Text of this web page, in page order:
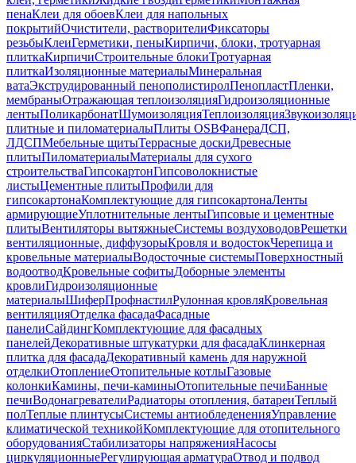
пенаКлеи для обоевКлеи для напольных
покрытийОчистители, растворителиФиксаторы
резьбыКлеиГерметики, пеныКирпичи, блоки, тротуарная
плиткаКирпичиСтроительные блокиТротуарная
плиткаИзоляционные материалыМинеральная
ватаЭкструдированный пенополистиролПенопластПленки,
мембраныОтражающая теплоизоляцияГидроизоляционные
лентыПоликарбонатШумоизоляцияТеплоизоляция
плитные и пиломатериалыПлиты OSBФанераДСП,
ЛДСПМебельные щитыТеррасные доскиДревесные
плитыПиломатериалыМатериалы для сухого
строительстваГипсокартонГипсоволокнистые
листыЦементные плитыПрофили для
гипсокартонаКомплектующие для гипсокартонаЛенты
армирующиеУплотнительные лентыГипсовые и цементные
плитыВентиляторы вытяжныеСистемы воздуховодовРешетки
вентиляционные, диффузорыКровля и водостокЧерепица и
кровельные материалыВодосточные системыПоверхностный
водоотводКровельные софитыДоборные элементы
кровлиГидроизоляционные
материалыШиферПрофнастилРулонная кровляКровельная
вентиляцияОтделка фасадаФасадные
панелиСайдингКомплектующие для фасадных
панелейДекоративные штукатурки для фасадаКлинкерная
плитка для фасадаДекоративный камень для наружной
отделкиОтоплениеОтопительные котлыГазовые
колонкиКамины, печи-каминыОтопительные печиБанные
печиВодонагревателиРадиаторы отопления, батареиТеплый
полТеплые плинтусыСистемы антиобледененияУправление
климатической техникойКомплектующие для отопительного
оборудованияСтабилизаторы напряженияНасосы
циркуляционныеРегулирующая арматураОтвод и подвод